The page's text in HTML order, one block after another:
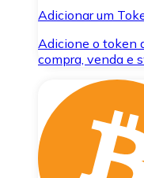
Adicionar um
Adicione o token
compra, venda e